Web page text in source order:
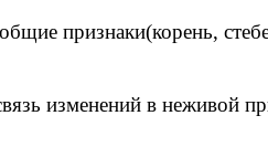
признаки(корень,
изменений в неживой